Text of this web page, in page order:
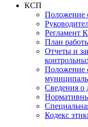
КСП
Регламент
План
Отчеты и
Положение
Сведения о
Кодекс